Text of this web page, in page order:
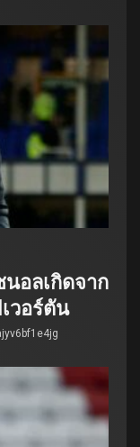
อลเกิดจาก
วอร์ตัน